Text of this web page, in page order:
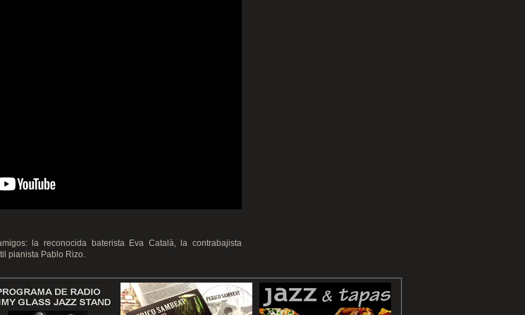
la reconocida baterista Eva Català, la contrabajista
pianista Pablo Rizo.